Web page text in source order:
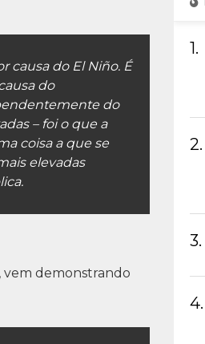
causa do El Niño. É
do
do
– foi o que a
coisa a que se
elevadas
vem demonstrando
1.
2.
3.
4.